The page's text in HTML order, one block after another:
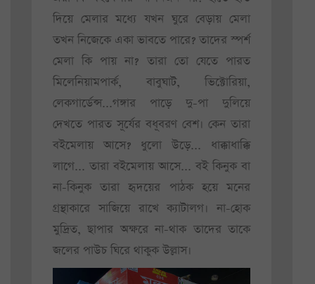
দিয়ে মেলার মধ্যে যখন ঘুরে বেড়ায় মেলা
তখন নিজেকে একা ভাবতে পারে? তাদের স্পর্শ
মেলা কি পায় না? তারা তো যেতে পারত
মিলেনিয়ামপার্ক, বাবুঘাট, ভিক্টোরিয়া,
লেকগার্ডেন্স...গঙ্গার পাড়ে দু-পা দুলিয়ে
দেখতে পারত সূর্যের বধূবরণ বেশ। কেন তারা
বইমেলায় আসে? ধুলো উড়ে... ধাক্কাধাক্কি
লাগে... তারা বইমেলায় আসে... বই কিনুক বা
না-কিনুক তারা হৃদয়ের পাঠক হয়ে মনের
গ্রন্থাকারে সাজিয়ে রাখে ক্যাটালগ। না-হোক
মুদ্রিত, ছাপার অক্ষরে না-থাক তাদের তাকে
জলের পাউচ ঘিরে থাকুক উল্লাস।